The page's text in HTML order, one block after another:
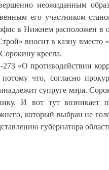
неожиданным
его участником
в Нижнем расположен
вносит в казну вместо
кресла.
«О противодействии
что, согласно
супруге мэра.
И вот тут возникает
который выбран не
губернатора